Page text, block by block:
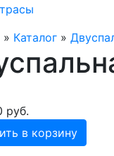
» Каталог »
руб.
в корзину